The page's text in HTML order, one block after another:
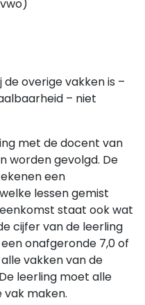
overige vakken is –
– niet
met de docent van
worden gevolgd. De
een
lessen gemist
staat ook wat
cijfer van de leerling
onafgeronde 7,0 of
vakken van de
leerling moet alle
maken.